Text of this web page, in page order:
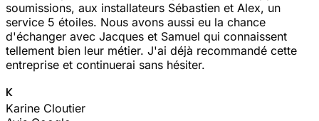
soumissions, aux installateurs Sébastien et Alex, un
service 5 étoiles. Nous avons aussi eu la chance
d'échanger avec Jacques et Samuel qui connaissent
tellement bien leur métier. J'ai déjà recommandé cette
entreprise et continuerai sans hésiter.
K
Karine Cloutier